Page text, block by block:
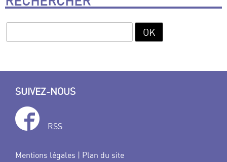
SUIVEZ-NOUS
RSS
Mentions légales | Plan du site